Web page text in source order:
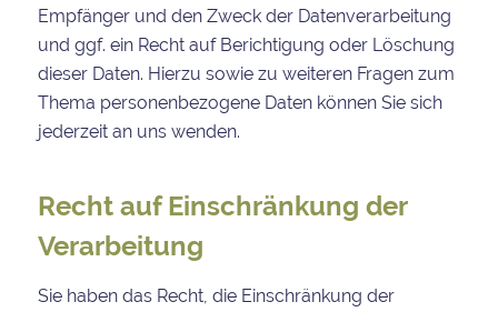
Empfänger und den Zweck der Datenverarbeitung
und ggf. ein Recht auf Berichtigung oder Löschung
dieser Daten. Hierzu sowie zu weiteren Fragen zum
Thema personenbezogene Daten können Sie sich
jederzeit an uns wenden.
Recht auf Einschränkung der
Verarbeitung
Sie haben das Recht, die Einschränkung der